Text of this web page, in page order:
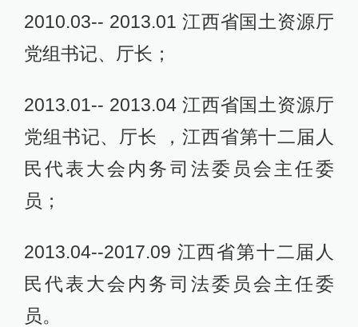
2010.03-- 2013.01 江西省国土资源厅
党组书记、厅长；
2013.01-- 2013.04 江西省国土资源厅
党组书记、厅长 ，江西省第十二届人
民代表大会内务司法委员会主任委
员；
2013.04--2017.09 江西省第十二届人
民代表大会内务司法委员会主任委
员。